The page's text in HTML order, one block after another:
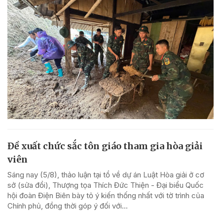
Đề xuất chức sắc tôn giáo tham gia hòa giải
viên
Sáng nay (5/8), thảo luận tại tổ về dự án Luật Hòa giải ở cơ
sở (sửa đổi), Thượng tọa Thích Đức Thiện - Đại biểu Quốc
hội đoàn Điện Biên bày tỏ ý kiến thống nhất với tờ trình của
Chính phủ, đồng thời góp ý đối với...